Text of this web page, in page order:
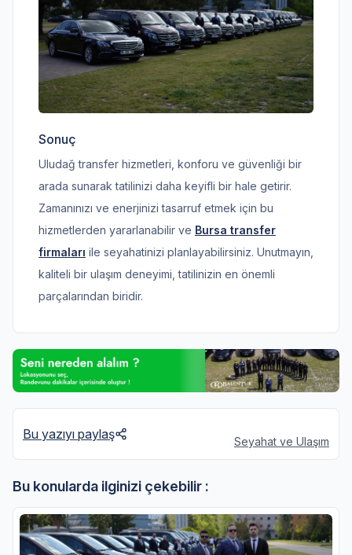
Sonuç
Uludağ transfer hizmetleri, konforu ve güvenliği bir
arada sunarak tatilinizi daha keyifli bir hale getirir.
Zamanınızı ve enerjinizi tasarruf etmek için bu
hizmetlerden yararlanabilir ve Bursa transfer
firmaları ile seyahatinizi planlayabilirsiniz. Unutmayın,
kaliteli bir ulaşım deneyimi, tatilinizin en önemli
parçalarından biridir.
Bu yazıyı paylaş Seyahat ve Ulaşım
Bu konularda ilginizi çekebilir :